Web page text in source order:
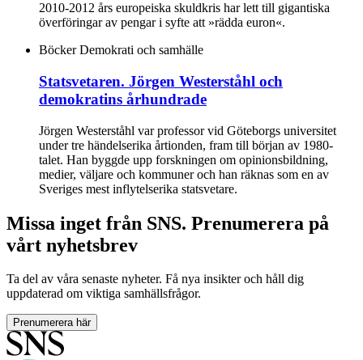
2010-2012 års europeiska skuldkris har lett till gigantiska
överföringar av pengar i syfte att »rädda euron«.
Böcker Demokrati och samhälle
Statsvetaren. Jörgen Westerståhl och
demokratins århundrade
Jörgen Westerståhl var professor vid Göteborgs universitet
under tre händelserika årtionden, fram till början av 1980-
talet. Han byggde upp forskningen om opinionsbildning,
medier, väljare och kommuner och han räknas som en av
Sveriges mest inflytelserika statsvetare.
Missa inget från SNS. Prenumerera på
vårt nyhetsbrev
Ta del av våra senaste nyheter. Få nya insikter och håll dig
uppdaterad om viktiga samhällsfrågor.
Prenumerera här